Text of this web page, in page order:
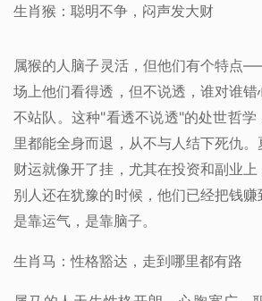
生肖猴：聪明不争，闷声发大财
属猴的人脑子灵活，但他们有个特点
场上他们看得透，但不说透，谁对谁
不站队。这种"看透不说透"的处世哲学
里都能全身而退，从不与人结下死仇
财运就像开了挂，尤其在投资和副业上
别人还在犹豫的时候，他们已经把钱
是靠运气，是靠脑子。
生肖马：性格豁达，走到哪里都有路